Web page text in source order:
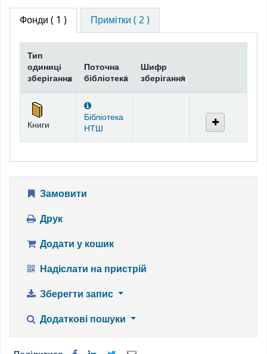
Фонди ( 1 ) Примітки ( 2 )
Фонди
Тип
одиниці
зберігання
Поточна
бібліотека
Шифр
зберігання
Книги
Бібліотека
НТШ
Замовити
Друк
Додати у кошик
Надіслати на пристрій
Зберегти запис
Додаткові пошуки